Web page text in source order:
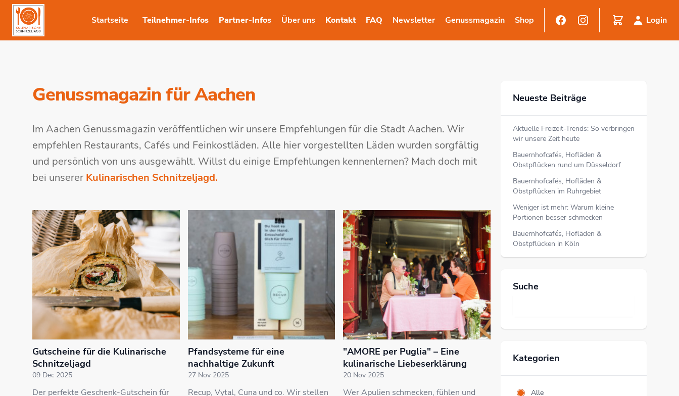
Startseite Teilnehmer-Infos Partner-Infos Über uns Kontakt FAQ Newsletter Genussmagazin Shop Login
Genussmagazin für Aachen
Im Aachen Genussmagazin veröffentlichen wir unsere Empfehlungen für die Stadt Aachen. Wir
empfehlen Restaurants, Cafés und Feinkostläden. Alle hier vorgestellten Läden wurden sorgfältig
und persönlich von uns ausgewählt. Willst du einige Empfehlungen kennenlernen? Mach doch mit
bei unserer Kulinarischen Schnitzeljagd.
Gutscheine für die Kulinarische
Schnitzeljagd
09 Dec 2025
Der perfekte Geschenk-Gutschein für
Pfandsysteme für eine
nachhaltige Zukunft
27 Nov 2025
Recup, Vytal, Cuna und co. Wir stellen
"AMORE per Puglia" – Eine
kulinarische Liebeserklärung
20 Nov 2025
Wer Apulien schmecken, fühlen und
Neueste Beiträge
Aktuelle Freizeit-Trends: So verbringen
wir unsere Zeit heute
Bauernhofcafés, Hofläden &
Obstpflücken rund um Düsseldorf
Bauernhofcafés, Hofläden &
Obstpflücken im Ruhrgebiet
Weniger ist mehr: Warum kleine
Portionen besser schmecken
Bauernhofcafés, Hofläden &
Obstpflücken in Köln
Suche
Kategorien
Alle